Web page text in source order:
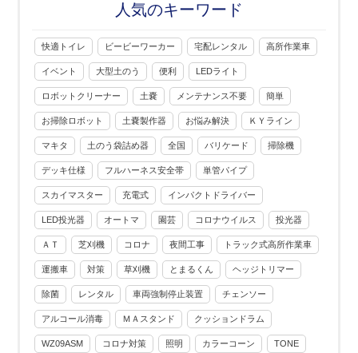
人気のキーワード
快適トイレ ビービーワーカー 宅配レンタル 高所作業車
イベント 大型土のう 便利 LEDライト
ロボットクリーナー 土嚢 メンテナンス不要 簡単
お掃除ロボット 土嚢製作器 お悩み解決 ＫＹライン
マキタ 土のう袋詰め器 全国 バリケード 掃除機
デッキ仕様 フルハーネス安全帯 単管パイプ
スカイマスター 充電式 インパクトドライバー
LED投光器 オートマ 園芸 コロナウイルス 投光器
ＡＴ 芝刈機 コロナ 夜間工事 トラック式高所作業車
運搬車 対策 草刈機 とまるくん ヘッジトリマー
除菌 レンタル 車両強制停止装置 チェンソー
アルコール消毒 ＭＡスタンド クッションドラム
WZ09ASM コロナ対策 照明 カラーコーン TONE